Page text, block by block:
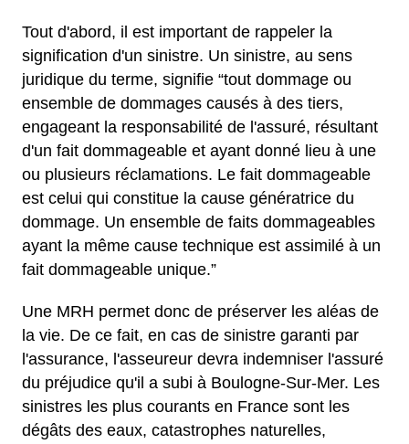
Tout d'abord, il est important de rappeler la
signification d'un sinistre. Un sinistre, au sens
juridique du terme, signifie “tout dommage ou
ensemble de dommages causés à des tiers,
engageant la responsabilité de l'assuré, résultant
d'un fait dommageable et ayant donné lieu à une
ou plusieurs réclamations. Le fait dommageable
est celui qui constitue la cause génératrice du
dommage. Un ensemble de faits dommageables
ayant la même cause technique est assimilé à un
fait dommageable unique.”
Une MRH permet donc de préserver les aléas de
la vie. De ce fait, en cas de sinistre garanti par
l'assurance, l'asseureur devra indemniser l'assuré
du préjudice qu'il a subi à Boulogne-Sur-Mer. Les
sinistres les plus courants en France sont les
dégâts des eaux, catastrophes naturelles,